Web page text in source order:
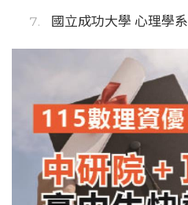
國立成功大學 心理學系